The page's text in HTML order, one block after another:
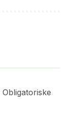
Obligatoriske